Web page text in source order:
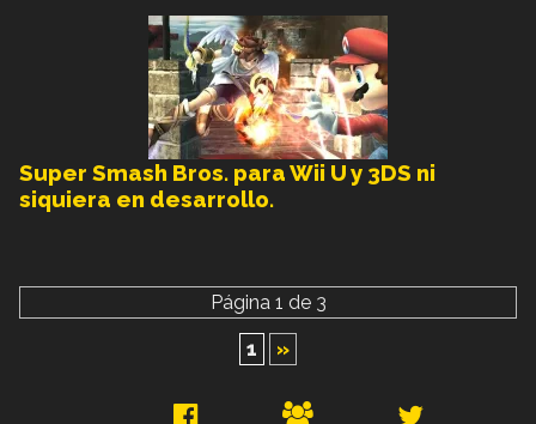
Super Smash Bros. para Wii U y 3DS ni
siquiera en desarrollo.
Página 1 de 3
1 »